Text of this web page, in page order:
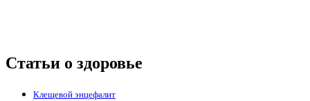
Статьи о здоровье
Клещевой энцефалит